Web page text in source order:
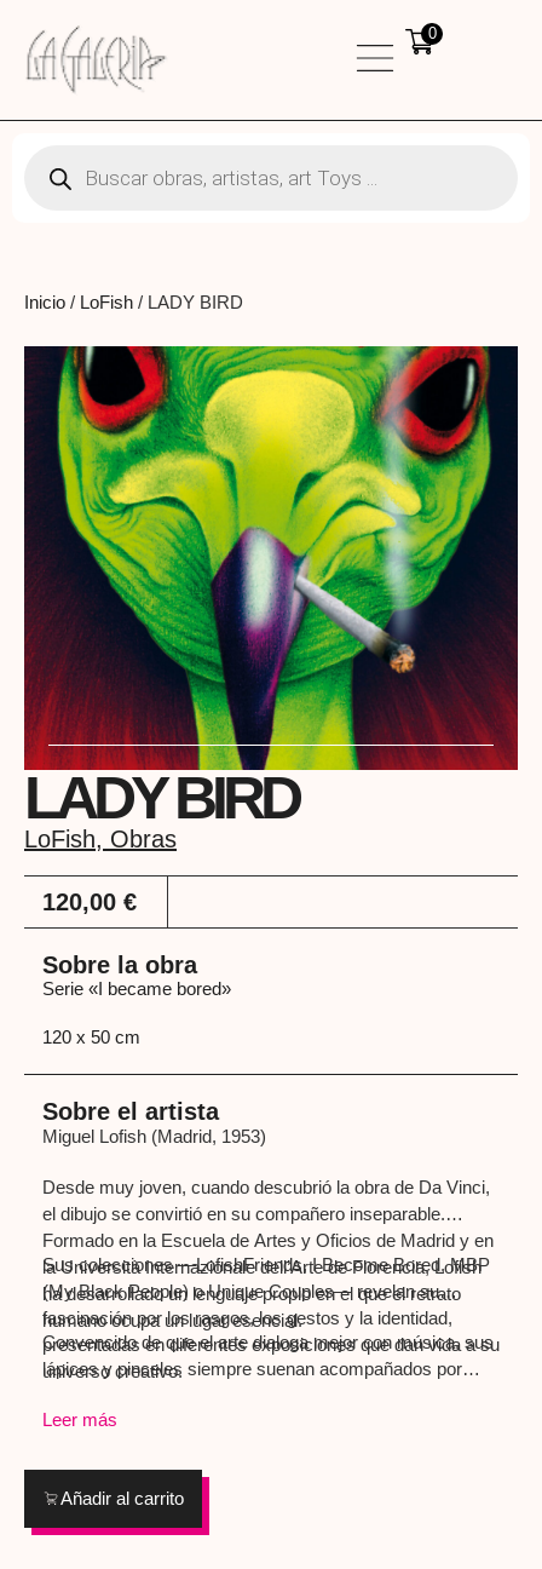
0
Inicio / LoFish / LADY BIRD
LADY BIRD
LoFish, Obras
120,00 €
Sobre la obra
Serie «I became bored»
120 x 50 cm
Sobre el artista
Miguel Lofish (Madrid, 1953)
Desde muy joven, cuando descubrió la obra de Da Vinci,
el dibujo se convirtió en su compañero inseparable.
Formado en la Escuela de Artes y Oficios de Madrid y en
la Università Internazionale dell’Arte de Florencia, Lofish
ha desarrollado un lenguaje propio en el que el retrato
humano ocupa un lugar esencial.
Sus colecciones —LofishFriends, I Become Bored, MBP
(My Black People) o Unique Couples— revelan su
fascinación por los rasgos, los gestos y la identidad,
presentadas en diferentes exposiciones que dan vida a su
universo creativo.
Convencido de que el arte dialoga mejor con música, sus
lápices y pinceles siempre suenan acompañados por
Frank Zappa: “Music is the best!”
Leer más
Añadir al carrito